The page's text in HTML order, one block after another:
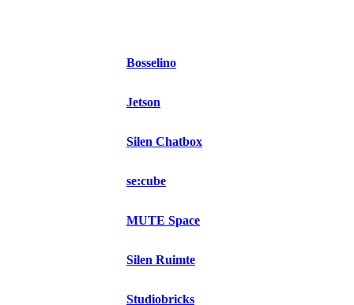
Bosselino
Jetson
Silen Chatbox
se:cube
MUTE Space
Silen Ruimte
Studiobricks